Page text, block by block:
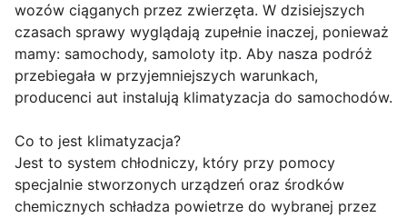
wozów ciąganych przez zwierzęta. W dzisiejszych
czasach sprawy wyglądają zupełnie inaczej, ponieważ
mamy: samochody, samoloty itp. Aby nasza podróż
przebiegała w przyjemniejszych warunkach,
producenci aut instalują klimatyzacja do samochodów.
Co to jest klimatyzacja?
Jest to system chłodniczy, który przy pomocy
specjalnie stworzonych urządzeń oraz środków
chemicznych schładza powietrze do wybranej przez